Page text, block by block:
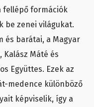
fellépő formációk
be zenei világukat.
és barátai, a Magyar
Kalász Máté és
Együttes. Ezek az
medence különböző
képviselik, így a